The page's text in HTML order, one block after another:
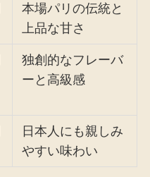
本場パリの伝統と
上品な甘さ
独創的なフレーバ
ーと高級感
日本人にも親しみ
やすい味わい